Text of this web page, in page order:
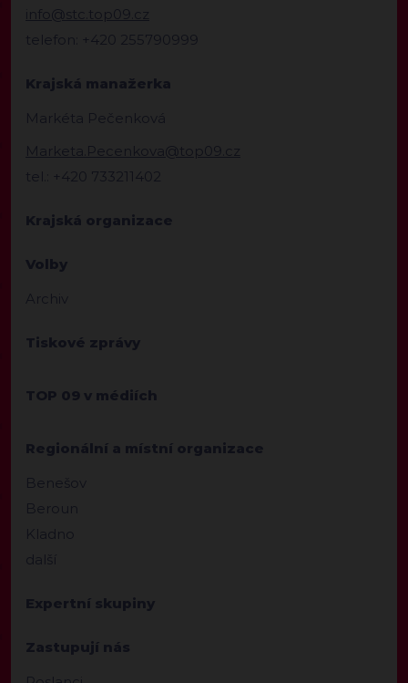
info@stc.top09.cz
telefon: +420 255790999
Krajská manažerka
Markéta Pečenková
Marketa.Pecenkova@top09.cz
tel.: +420 733211402
Krajská organizace
Volby
Archiv
Tiskové zprávy
TOP 09 v médiích
Regionální a místní organizace
Benešov
Beroun
Kladno
další
Expertní skupiny
Zastupují nás